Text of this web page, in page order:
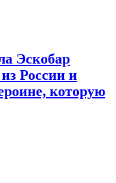
Эскобар
России и
которую